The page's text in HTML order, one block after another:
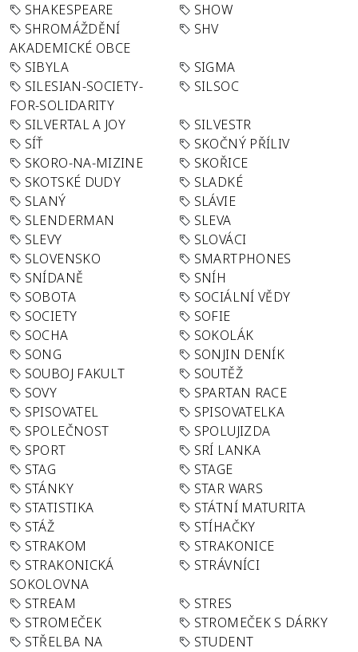
SHAKESPEARE
SHOW
SHROMÁŽDĚNÍ
AKADEMICKÉ OBCE
SHV
SIBYLA
SIGMA
SILESIAN-SOCIETY-
FOR-SOLIDARITY
SILSOC
SILVERTAL A JOY
SILVESTR
SÍŤ
SKOČNÝ PŘÍLIV
SKORO-NA-MIZINE
SKOŘICE
SKOTSKÉ DUDY
SLADKÉ
SLANÝ
SLÁVIE
SLENDERMAN
SLEVA
SLEVY
SLOVÁCI
SLOVENSKO
SMARTPHONES
SNÍDANĚ
SNÍH
SOBOTA
SOCIÁLNÍ VĚDY
SOCIETY
SOFIE
SOCHA
SOKOLÁK
SONG
SONJIN DENÍK
SOUBOJ FAKULT
SOUTĚŽ
SOVY
SPARTAN RACE
SPISOVATEL
SPISOVATELKA
SPOLEČNOST
SPOLUJIZDA
SPORT
SRÍ LANKA
STAG
STAGE
STÁNKY
STAR WARS
STATISTIKA
STÁTNÍ MATURITA
STÁŽ
STÍHAČKY
STRAKOM
STRAKONICE
STRAKONICKÁ
SOKOLOVNA
STRÁVNÍCI
STREAM
STRES
STROMEČEK
STROMEČEK S DÁRKY
STŘELBA NA
STUDENT